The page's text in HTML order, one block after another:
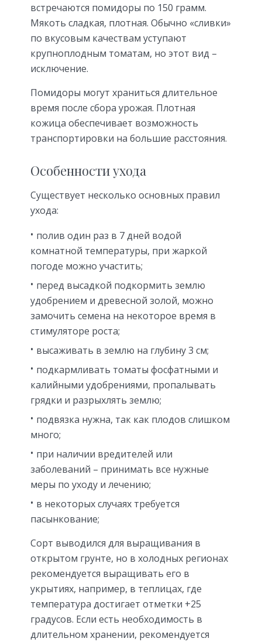
встречаются помидоры по 150 грамм.
Мякоть сладкая, плотная. Обычно «сливки»
по вкусовым качествам уступают
крупноплодным томатам, но этот вид –
исключение.
Помидоры могут храниться длительное
время после сбора урожая. Плотная
кожица обеспечивает возможность
транспортировки на большие расстояния.
Особенности ухода
Существует несколько основных правил
ухода:
полив один раз в 7 дней водой
комнатной температуры, при жаркой
погоде можно участить;
перед высадкой подкормить землю
удобрением и древесной золой, можно
замочить семена на некоторое время в
стимуляторе роста;
высаживать в землю на глубину 3 см;
подкармливать томаты фосфатными и
калийными удобрениями, пропалывать
грядки и разрыхлять землю;
подвязка нужна, так как плодов слишком
много;
при наличии вредителей или
заболеваний – принимать все нужные
меры по уходу и лечению;
в некоторых случаях требуется
пасынкование;
Сорт выводился для выращивания в
открытом грунте, но в холодных регионах
рекомендуется выращивать его в
укрытиях, например, в теплицах, где
температура достигает отметки +25
градусов. Если есть необходимость в
длительном хранении, рекомендуется